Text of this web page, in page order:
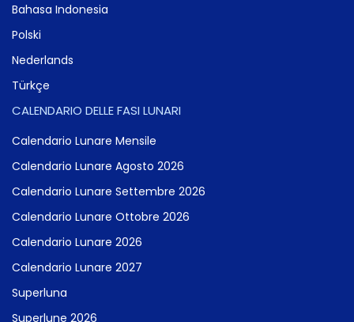
Bahasa Indonesia
Polski
Nederlands
Türkçe
CALENDARIO DELLE FASI LUNARI
Calendario Lunare Mensile
Calendario Lunare Agosto 2026
Calendario Lunare Settembre 2026
Calendario Lunare Ottobre 2026
Calendario Lunare 2026
Calendario Lunare 2027
Superluna
Superlune 2026